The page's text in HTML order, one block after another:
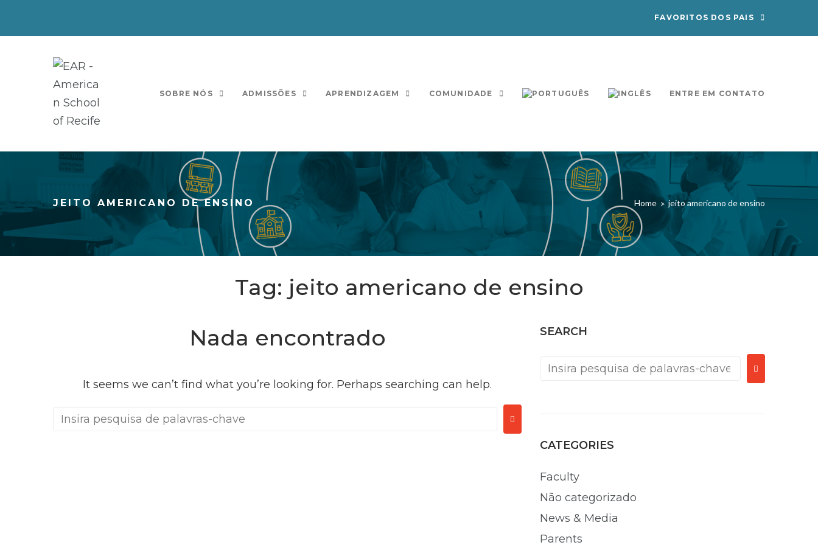
FAVORITOS DOS PAIS
SOBRE NÓS ADMISSÕES APRENDIZAGEM COMUNIDADE ENTRE EM CONTATO
JEITO AMERICANO DE ENSINO Home > jeito americano de ensino
Tag: jeito americano de ensino
Nada encontrado
It seems we can’t find what you’re looking for. Perhaps searching can help.
SEARCH
CATEGORIES
Faculty
Não categorizado
News & Media
Parents